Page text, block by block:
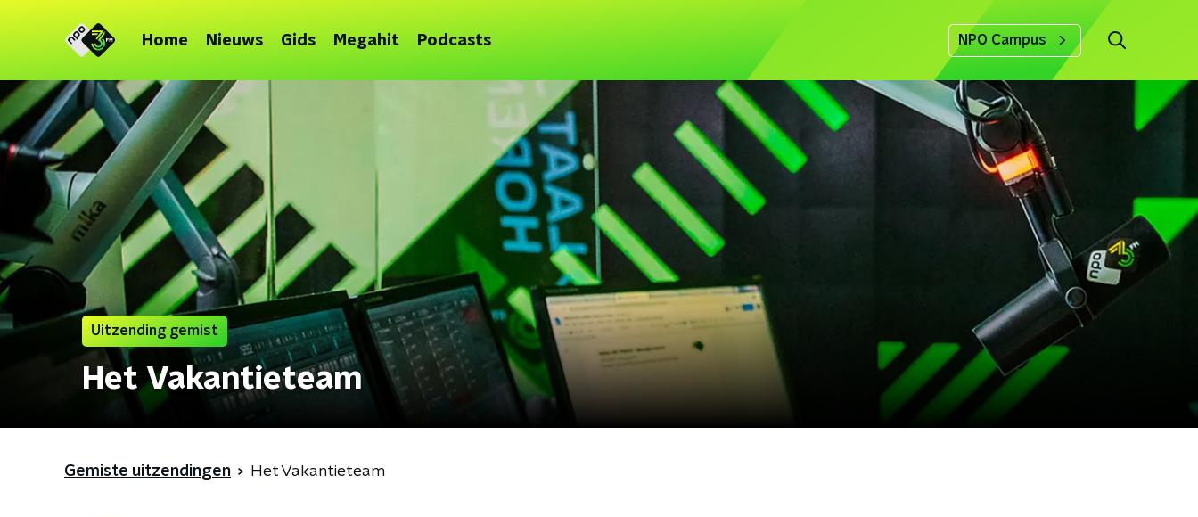
Home Nieuws Gids Megahit Podcasts NPO Campus
Uitzending gemist
Het Vakantieteam
Gemiste uitzendingen Het Vakantieteam